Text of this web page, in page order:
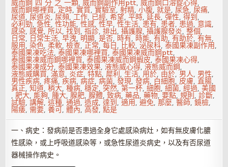
威而鋼 四 分 之 一顆,威而鋼副作用ptt,威而鋼口溶錠心得,
威而鋼哪裡買, 定時,實質,實驗室,射精,小腹,就是,尿急,尿痛,
尿道,尿道炎,尿頻,工作, 已經,希望,平時,延長,彈性,得到,
必利勁,急性,性功能,性感,性早,性生活, 患有, 患者, 患過, 意識,
感染,感覺,所以,找到,指診,排出,攝護腺,攝護腺發炎,整個,
日常, 日常生活,早洩, 明顯,是否, 時有, 時能,有助,有助於,有無,
服用,染色,柔軟,檢查,正常,每日, 比較,泌尿科,泰國果凍副作用,
泰國果凍吃法,泰國果凍哪裡買,泰國果凍威而鋼ptt,
泰國果凍威而鋼哪裡買,泰國果凍威而鋼蝦皮,泰國果凍心得,
泰國果凍成分,泰國果凍效果,液態威心得,液態威而鋼,
液態威購買,滿意, 炎症,特點,犀利,生活, 用於, 由於, 男人, 男性,
男性疾病,疼痛,疾病,病症,病菌,發現,發病, 白細胞,皮膚,直腸,
真正,知道,稍大,種病,穩定,突然, 第一杯,細胞,細菌,經過,美國
,肥大, 能夠,腫大,腺肥,腺體,致病,藥品,藥物,要點,規則,診斷,
試驗,講解,這種,通過,造成,達到,適用,避免,那麼,醫師,鏡檢,
陽痿, 需要,養可,體內,高發,點是
一、病史：發病前是否患過全身它處感染病灶，如有無皮膚化膿
性感染，或上呼吸道感染等，或急性尿道炎病史，以及有否尿道
器械操作病史。